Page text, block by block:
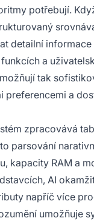
potřebují.
detailní
a
tak
preferencemi a
zpracovává
parsování
kapacity RAM a
AI
napříč více
umožňuje